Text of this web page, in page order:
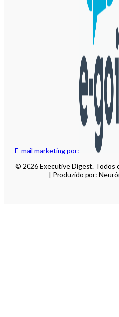
E-mail marketing por:
© 2026 Executive Digest. Todos
| Produzido por: